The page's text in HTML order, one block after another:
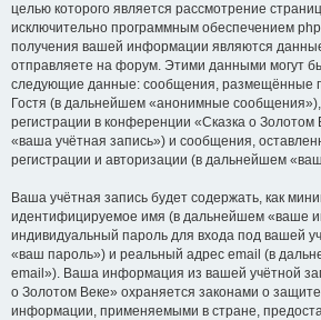
целью которого является рассмотрение
исключительно программным обеспечением
получения вашей информации являются
отправляете на форум. Этими данными могут
следующие данные: сообщения, размещённые
Гостя (в дальнейшем «анонимные
регистрации в конференции «Сказка о
«ваша учётная запись») и сообщения,
регистрации и авторизации (в дальнейшем
Ваша учётная запись будет содержать, как
идентифицируемое имя (в дальнейшем «ваше
индивидуальный пароль для входа под вашей
«ваш пароль») и реальный адрес email (в
email»). Ваша информация из вашей учётной
о Золотом Веке» охраняется законами о
информации, применяемыми в стране,